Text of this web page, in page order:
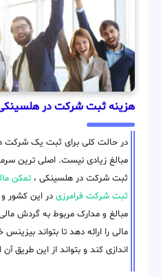
هزینه ثبت شرکت در
در حالت کلی برای ثبت یک شرکت
مبالغ زیادی نیست. اصلی ترین
ثبت شرکت در هلسینکی ، تمکن
ثبت شرکت فرامرزی در این کشور
مبالغ و مدارک مربوط به گردش
مالی را ارائه دهد تا بتواند
اندازی کند و بتواند از این طریق